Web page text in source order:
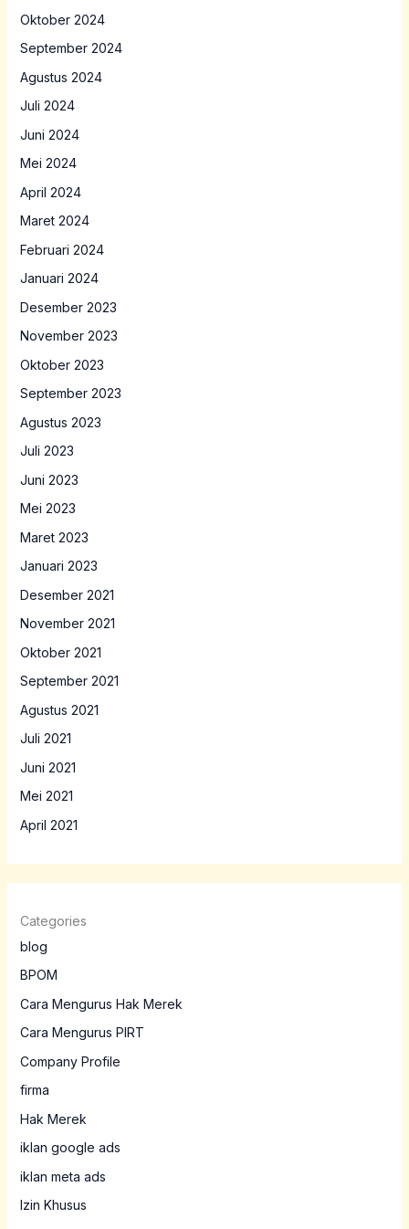
Oktober 2024
September 2024
Agustus 2024
Juli 2024
Juni 2024
Mei 2024
April 2024
Maret 2024
Februari 2024
Januari 2024
Desember 2023
November 2023
Oktober 2023
September 2023
Agustus 2023
Juli 2023
Juni 2023
Mei 2023
Maret 2023
Januari 2023
Desember 2021
November 2021
Oktober 2021
September 2021
Agustus 2021
Juli 2021
Juni 2021
Mei 2021
April 2021
Categories
blog
BPOM
Cara Mengurus Hak Merek
Cara Mengurus PIRT
Company Profile
firma
Hak Merek
iklan google ads
iklan meta ads
Izin Khusus